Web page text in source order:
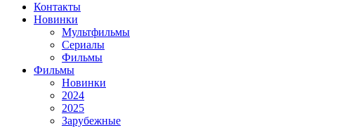
Контакты
Новинки
Мультфильмы
Сериалы
Фильмы
Фильмы
Новинки
2024
2025
Зарубежные